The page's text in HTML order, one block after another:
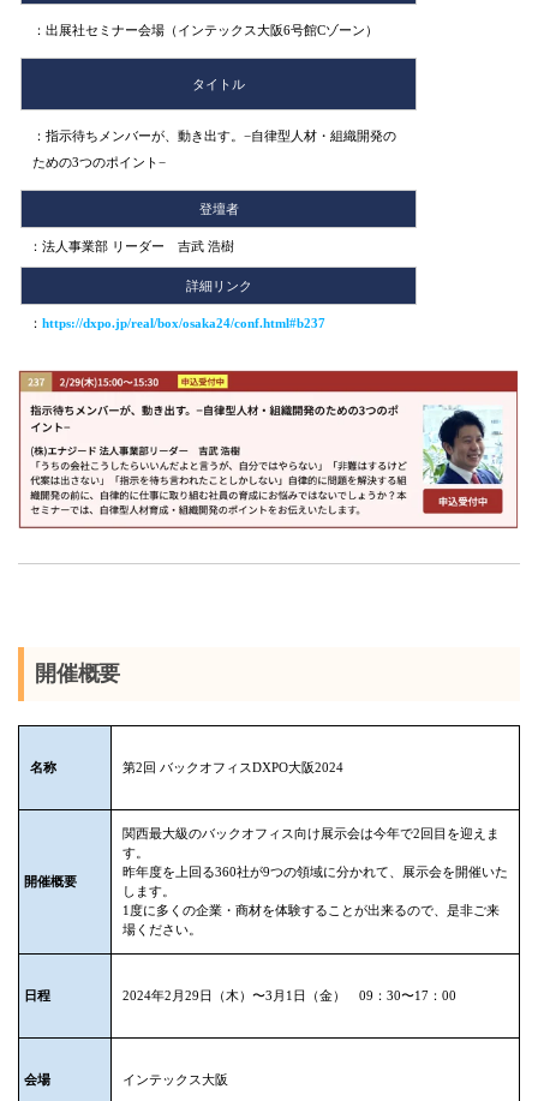
：出展社セミナー会場（インテックス大阪6号館Cゾーン）
タイトル
：指示待ちメンバーが、動き出す。−自律型人材・組織開発の
ための3つのポイント−
登壇者
：法人事業部 リーダー 吉武 浩樹
詳細リンク
： https://dxpo.jp/real/box/osaka24/conf.html#b237
開催概要
名称 第2回 バックオフィスDXPO大阪2024
開催概要
関西最大級のバックオフィス向け展示会は今年で2回目を迎えま
す。
昨年度を上回る360社が9つの領域に分かれて、展示会を開催いた
します。
1度に多くの企業・商材を体験することが出来るので、是非ご来
場ください。
日程 2024年2月29日（木）〜3月1日（金） 09：30〜17：00
会場 インテックス大阪